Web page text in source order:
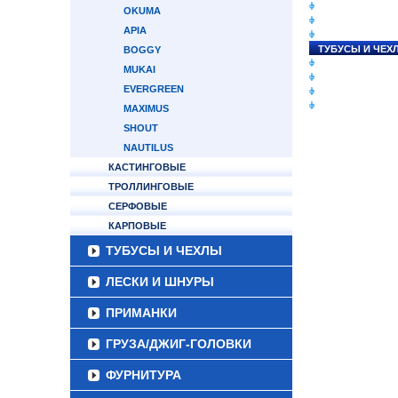
OKUMA
APIA
BOGGY
MUKAI
EVERGREEN
MAXIMUS
SHOUT
NAUTILUS
КАСТИНГОВЫЕ
ТРОЛЛИНГОВЫЕ
СЕРФОВЫЕ
КАРПОВЫЕ
ТУБУСЫ И ЧЕХЛЫ
ЛЕСКИ И ШНУРЫ
ПРИМАНКИ
ГРУЗА/ДЖИГ-ГОЛОВКИ
ФУРНИТУРА
ТУБУСЫ И